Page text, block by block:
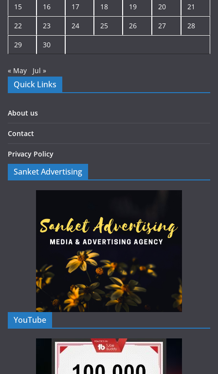
15 16 17 18 19 20 21
22 23 24 25 26 27 28
29 30
« May Jul »
Quick Links
About us
Contact
Privacy Policy
Sanket Advertising
YouTube